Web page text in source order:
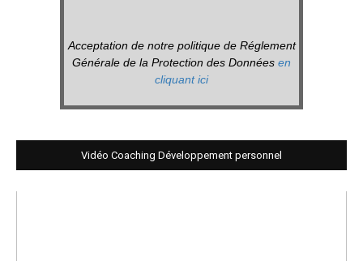
Acceptation de notre politique de Réglement
Générale de la Protection des Données en
cliquant ici
Vidéo Coaching Développement personnel